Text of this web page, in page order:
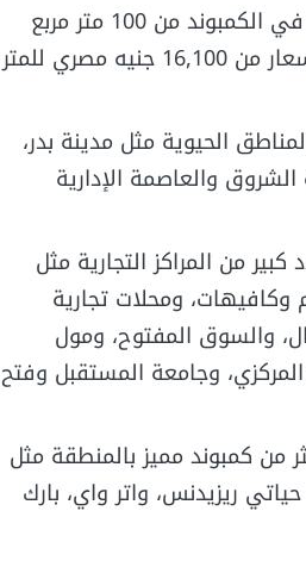
تبدأ مساحات الوحدات في الكمبوند من 100 متر مربع
للشقق، بينما تبدأ الأسعار من 16,100 جنيه مصري للمتر
الحيوية مثل مدينة بدر،
الشروق والعاصمة الإدارية
من المراكز التجارية مثل
ومطاعم وكافيهات، ومحلات تجارية
والسوق المفتوح، ومول
المركزي، وجامعة المستقبل وفتح
من كمبوند مميز بالمنطقة مثل
ريزيدنس، واتر واي، بارك